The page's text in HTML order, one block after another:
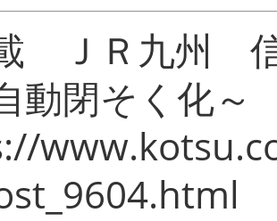
ＪＲ九州 信
動閉そく化～